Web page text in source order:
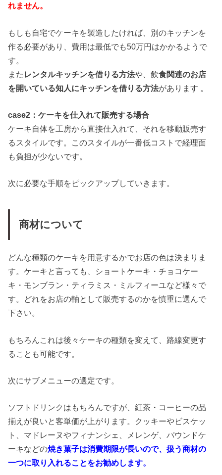
れません。
もしも自宅でケーキを製造したければ、別のキッチンを
作る必要があり、費用は最低でも50万円はかかるようで
す。
また レンタルキッチンを借りる方法や、飲食関連のお店
を開いている知人にキッチンを借りる方法があります 。
case2 ：ケーキを仕入れて販売する場合
ケーキ自体を工房から直接仕入れて、それを移動販売す
るスタイルです。このスタイルが一番低コストで経理面
も負担が少ないです。
次に必要な手順をピックアップしていきます。
商材について
どんな種類のケーキを用意するかでお店の色は決まりま
す。ケーキと言っても、ショートケーキ・チョコケー
キ・モンブラン・ティラミス・ミルフィーユなど様々で
す。どれをお店の軸として販売するのかを慎重に選んで
下さい。
もちろんこれは後々ケーキの種類を変えて、路線変更す
ることも可能です。
次にサブメニューの選定です。
ソフトドリンクはもちろんですが、紅茶・コーヒーの品
揃えが良いと客単価が上がります。クッキーやビスケッ
ト、マドレーヌやフィナンシェ、メレンゲ、パウンドケ
ーキなどの焼き菓子は消費期限が長いので、扱う商材の
一つに取り入れることをお勧めします。